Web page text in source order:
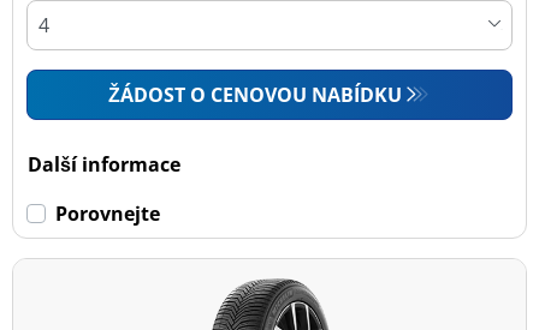
ŽÁDOST O CENOVOU NABÍDKU
Další informace
Porovnejte